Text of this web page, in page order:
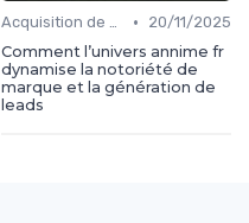
Acquisition de médias •
20/11/2025
Comment l’univers annime fr
dynamise la notoriété de
marque et la génération de
leads